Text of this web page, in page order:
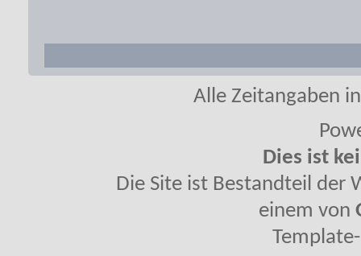
Alle Zeitangaben
Dies ist
Die Site ist Bestandteil der
einem von